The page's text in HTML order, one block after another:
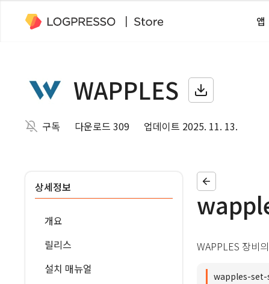
앱
WAPPLES
구독 다운로드 309 업데이트 2025. 11. 13.
상세정보
개요
릴리스
설치 매뉴얼
WAPPLES 장비
wapples-set-